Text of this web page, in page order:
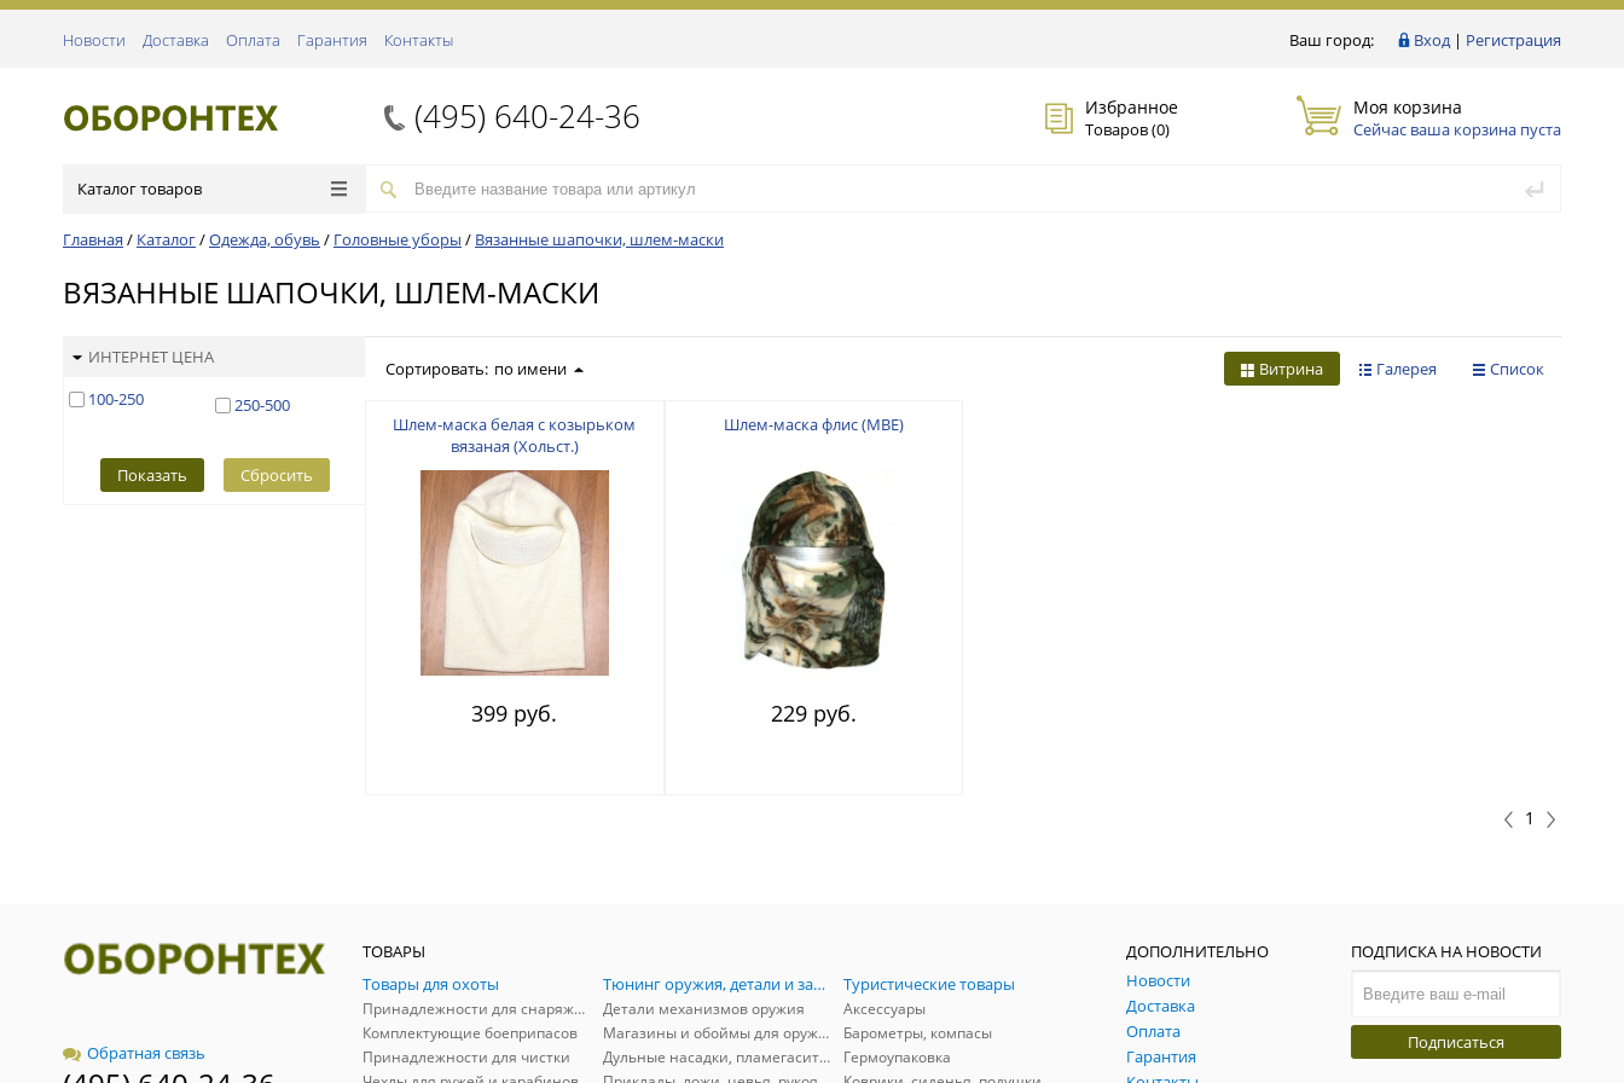
Ваш город: Вход| Регистрация
Новости Доставка Оплата Гарантия Контакты
(495) 640-24-36 Избранное
Товаров (0)
Моя корзина
Сейчас ваша корзина пуста
Каталог товаров
Главная / Каталог/Одежда, обувь / Головные уборы / Вязанные шапочки, шлем-маски
ВЯЗАННЫЕ ШАПОЧКИ, ШЛЕМ-МАСКИ
ИНТЕРНЕТ ЦЕНА
100-250
250-500
Показать Сбросить
Список
Галерея
Витрина
Сортировать: по имени
Шлем-маска белая с козырьком
вязаная (Хольст.)
399 руб.
Шлем-маска флис (МВЕ)
229 руб.
1
Обратная связь
ТОВАРЫ
Товары для охоты
Принадлежности для снаряжения
Комплектующие боеприпасов
Принадлежности для чистки
Тюнинг оружия, детали и запчасти
Детали механизмов оружия
Магазины и обоймы для оружия
Дульные насадки, пламегасители, ДТК
Туристические товары
Аксессуары
Барометры, компасы
Гермоупаковка
ДОПОЛНИТЕЛЬНО
Новости
Доставка
Оплата
Гарантия
ПОДПИСКА НА НОВОСТИ
Подписаться